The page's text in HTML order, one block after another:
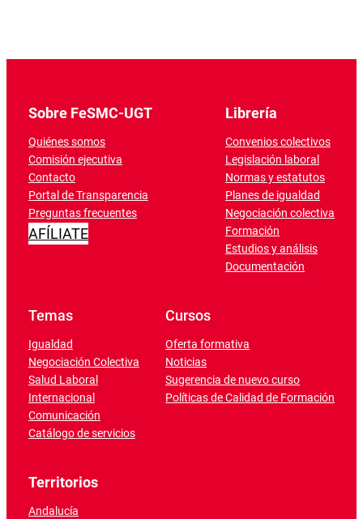
Sobre FeSMC-UGT
Quiénes somos
Comisión ejecutiva
Contacto
Portal de Transparencia
Preguntas frecuentes
AFÍLIATE
Librería
Convenios colectivos
Legislación laboral
Normas y estatutos
Planes de igualdad
Negociación colectiva
Formación
Estudios y análisis
Documentación
Temas
Igualdad
Negociación Colectiva
Salud Laboral
Internacional
Comunicación
Catálogo de servicios
Cursos
Oferta formativa
Noticias
Sugerencia de nuevo curso
Políticas de Calidad de Formación
Territorios
Andalucía